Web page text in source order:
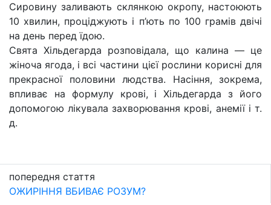
Сировину заливають склянкою окропу, настоюють
10 хвилин, проціджують і п’ють по 100 грамів двічі
на день перед їдою.
Свята Хільдегарда розповідала, що калина — це
жіноча ягода, і всі частини цієї рослини корисні для
прекрасної половини людства. Насіння, зокрема,
впливає на формулу крові, і Хільдегарда з його
допомогою лікувала захворювання крові, анемії і т.
д.
попередня стаття
ОЖИРІННЯ ВБИВАЄ РОЗУМ?